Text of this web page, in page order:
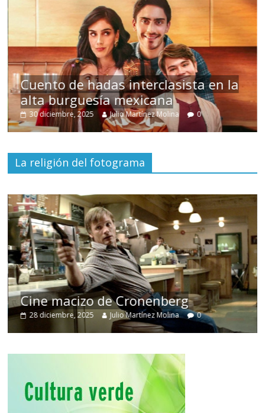
Cuento de hadas interclasista en la
alta burguesía mexicana
30 diciembre, 2025 Julio Martínez Molina 0
La religión del fotograma
Cine macizo de Cronenberg
28 diciembre, 2025 Julio Martínez Molina 0